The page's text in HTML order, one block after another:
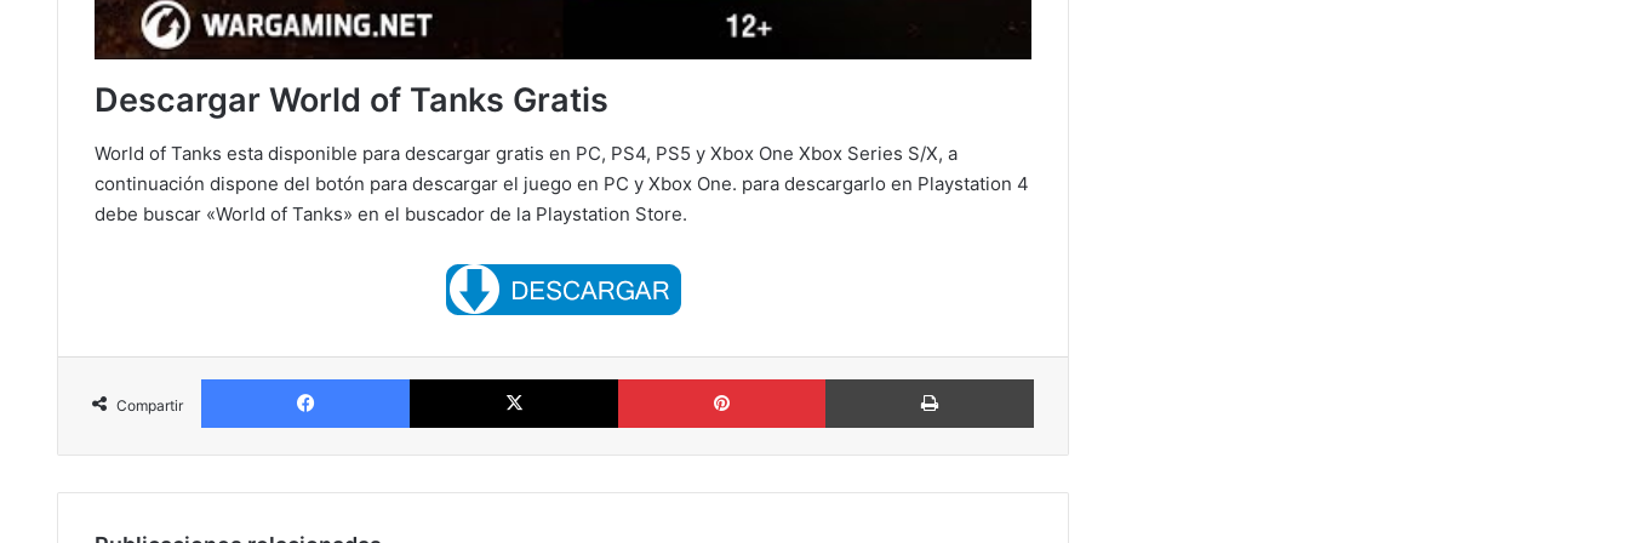
Descargar World of Tanks Gratis
World of Tanks esta disponible para descargar gratis en PC, PS4, PS5 y Xbox One Xbox Series S/X, a
continuación dispone del botón para descargar el juego en PC y Xbox One. para descargarlo en Playstation 4
debe buscar «World of Tanks» en el buscador de la Playstation Store.
Compartir
Facebook X Pinterest Imprimir